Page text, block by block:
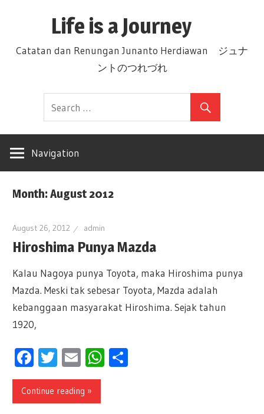
Life is a Journey
Catatan dan Renungan Junanto Herdiawan ジュナ
ントのつれづれ
Navigation
Month: August 2012
August 26, 2012 admin
Hiroshima Punya Mazda
Kalau Nagoya punya Toyota, maka Hiroshima punya
Mazda. Meski tak sebesar Toyota, Mazda adalah
kebanggaan masyarakat Hiroshima. Sejak tahun
1920,
Facebook
Twitter
EmailWhatsApp
Continue reading »